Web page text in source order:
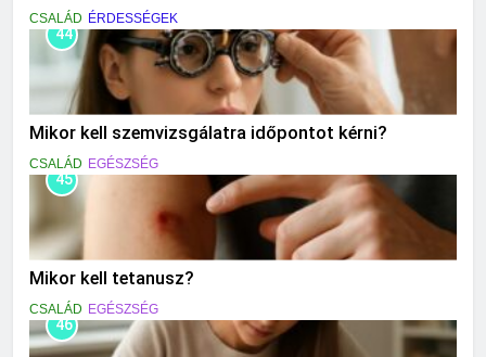
CSALÁD ÉRDESSÉGEK
44
Mikor kell szemvizsgálatra időpontot kérni?
CSALÁD EGÉSZSÉG
45
Mikor kell tetanusz?
CSALÁD EGÉSZSÉG
46